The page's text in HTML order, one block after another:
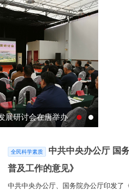
展研讨会在唐举办
全民科学素质
中共中央办公厅 国
普及工作的意见》
中共中央办公厅、国务院办公厅印发了